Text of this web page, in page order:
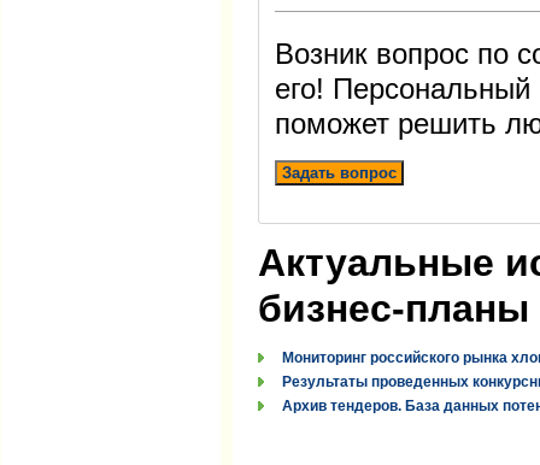
Возник вопрос по
его!
поможет решить
Задать вопрос
Актуальные
бизнес-планы
Мониторинг российского рынка
Результаты проведенных
Архив тендеров. База данных